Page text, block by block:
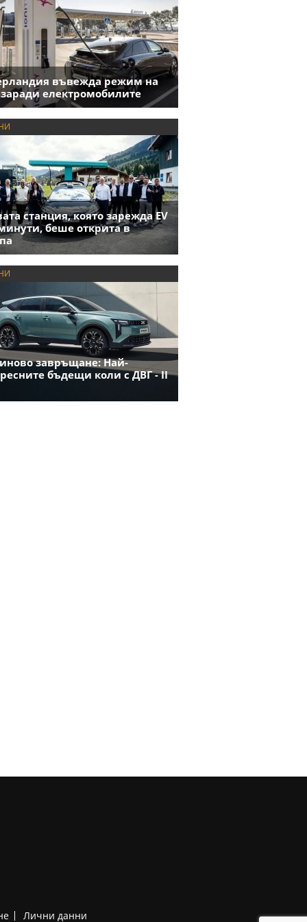
въвежда режим на
заради електромобилите
станция, която зарежда EV
беше открита в
завръщане: Най-
бъдещи коли с ДВГ - II
Лични данни